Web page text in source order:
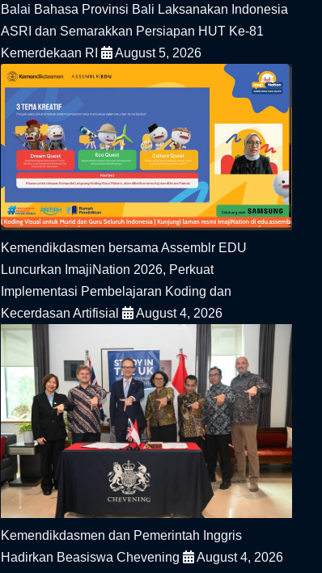
Balai Bahasa Provinsi Bali Laksanakan Indonesia
ASRI dan Semarakkan Persiapan HUT Ke-81
Kemerdekaan RI
August 5, 2026
Kemendikdasmen bersama Assemblr EDU
Luncurkan ImajiNation 2026, Perkuat
Implementasi Pembelajaran Koding dan
Kecerdasan Artifisial
August 4, 2026
Kemendikdasmen dan Pemerintah Inggris
Hadirkan Beasiswa Chevening
August 4, 2026